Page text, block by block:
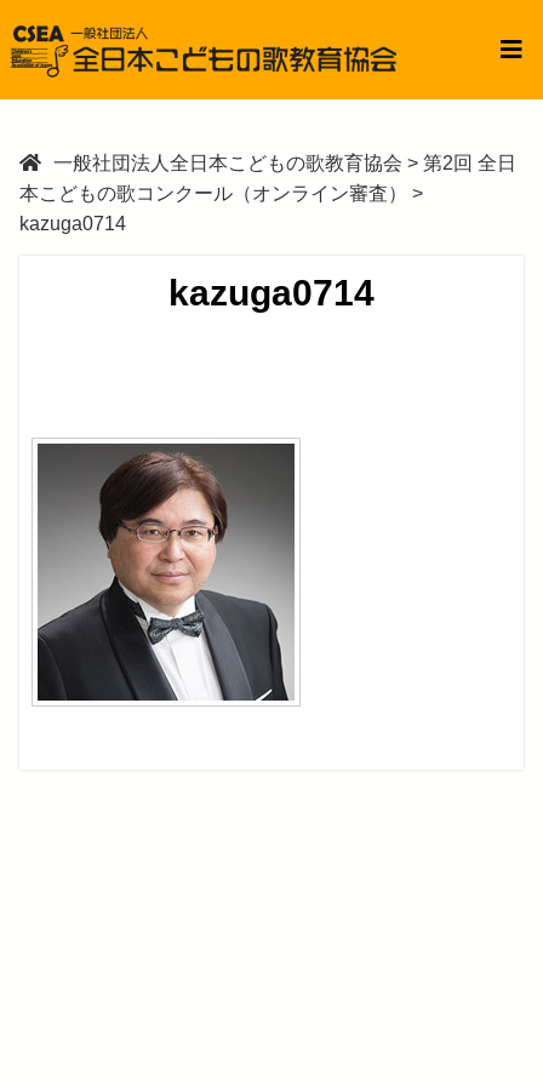
一般社団法人全日本こどもの歌教育協会 > 第2回 全日
本こどもの歌コンクール（オンライン審査）
>
kazuga0714
kazuga0714